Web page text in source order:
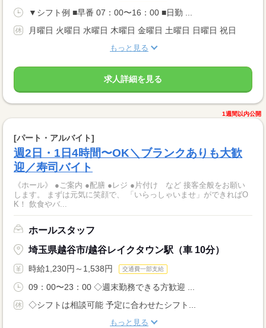
▼シフト例 ■早番 07：00〜16：00 ■日勤 ...
月曜日 火曜日 水曜日 木曜日 金曜日 土曜日 日曜日 祝日
もっと見る
求人詳細を見る
1週間以内公開
[パート・アルバイト]
週2日・1日4時間〜OK＼ブランクありも大歓
迎／寿司バイト
《ホール》 ●ご案内 ●配膳 ●レジ ●片付け など 接客全般をお願い
します。 まずは元気に笑顔で、 「いらっしゃいませ」ができればO
K！ 飲食やバ...
ホールスタッフ
埼玉県越谷市/越谷レイクタウン駅（車 10分）
時給1,230円～1,538円 交通費一部支給
09：00〜23：00 ◇週末勤務できる方歓迎 ...
◇シフトは相談可能 予定に合わせたシフト...
もっと見る